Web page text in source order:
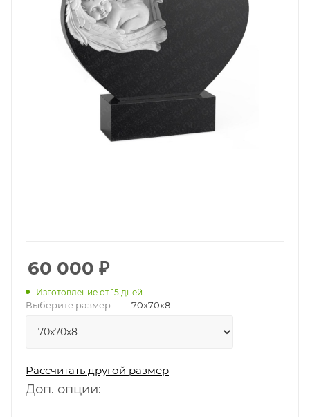
60 000 ₽
Изготовление от 15 дней
Выберите размер: — 70х70х8
Рассчитать другой размер
Доп. опции: